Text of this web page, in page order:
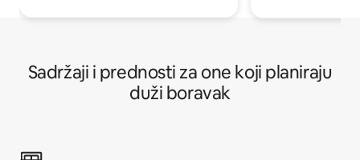
Sadržaji i prednosti za one koji planiraju
duži boravak